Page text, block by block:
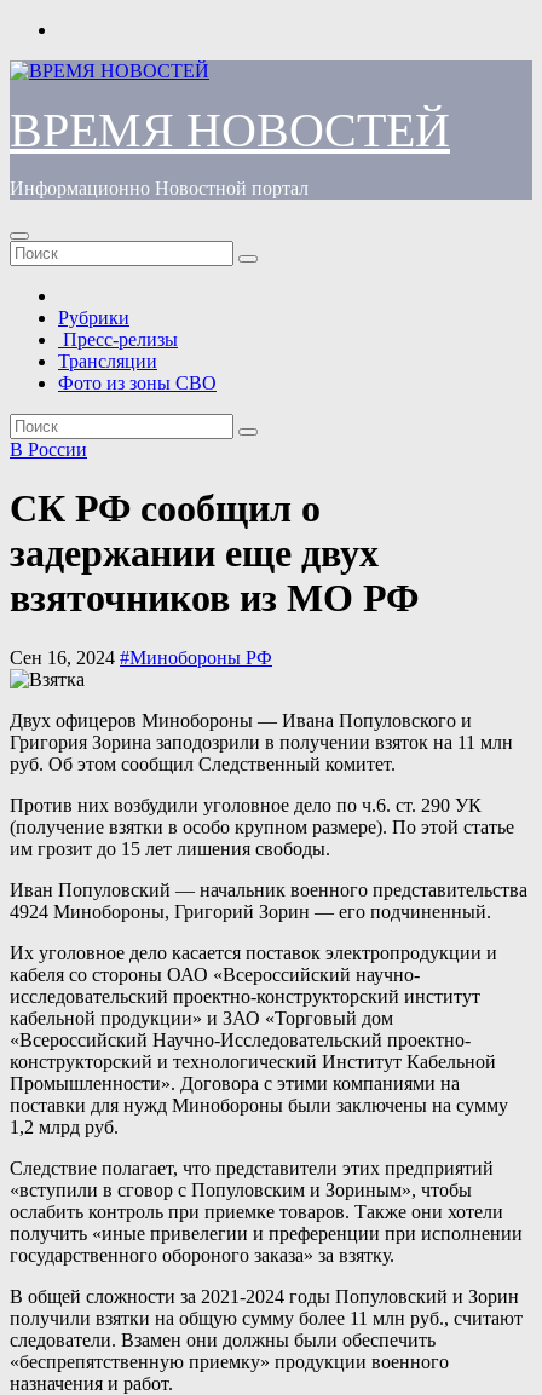
Перейти
содержимому
ВРЕМЯ НОВОСТЕЙ
Информационно Новостной портал
Рубрики
Пресс-релизы
Трансляции
Фото из зоны СВО
В России
СК РФ сообщил о
задержании еще двух
взяточников из МО РФ
Сен 16, 2024 #Минобороны РФ
Двух офицеров Минобороны — Ивана Популовского и
Григория Зорина заподозрили в получении взяток на 11 млн
руб. Об этом сообщил Следственный комитет.
Против них возбудили уголовное дело по ч.6. ст. 290 УК
(получение взятки в особо крупном размере). По этой статье
им грозит до 15 лет лишения свободы.
Иван Популовский — начальник военного представительства
4924 Минобороны, Григорий Зорин — его подчиненный.
Их уголовное дело касается поставок электропродукции и
кабеля со стороны ОАО «Всероссийский научно-
исследовательский проектно-конструкторский институт
кабельной продукции» и ЗАО «Торговый дом
«Всероссийский Научно-Исследовательский проектно-
конструкторский и технологический Институт Кабельной
Промышленности». Договора с этими компаниями на
поставки для нужд Минобороны были заключены на сумму
1,2 млрд руб.
Следствие полагает, что представители этих предприятий
«вступили в сговор с Популовским и Зориным», чтобы
ослабить контроль при приемке товаров. Также они хотели
получить «иные привелегии и преференции при исполнении
государственного обороного заказа» за взятку.
В общей сложности за 2021-2024 годы Популовский и Зорин
получили взятки на общую сумму более 11 млн руб., считают
следователи. Взамен они должны были обеспечить
«беспрепятственную приемку» продукции военного
назначения и работ.